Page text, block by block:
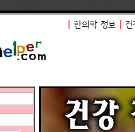
한의학 정보